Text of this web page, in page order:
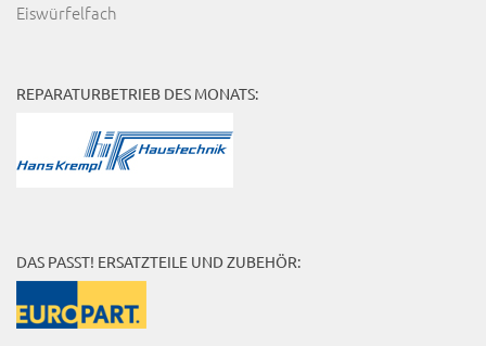
Eiswürfelfach
REPARATURBETRIEB DES MONATS:
DAS PASST! ERSATZTEILE UND ZUBEHÖR: